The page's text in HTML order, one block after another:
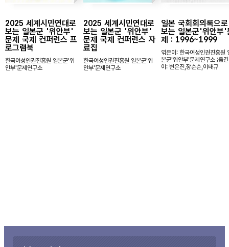
2025 세계시민연대로
보는 일본군 '위안부'
문제 국제 컨퍼런스 프
로그램북
한국여성인권진흥원 일본군'위
안부'문제연구소
2025 세계시민연대로
보는 일본군 '위안부'
문제 국제 컨퍼런스 자
료집
한국여성인권진흥원 일본군'위
안부'문제연구소
일본 국회회의록으로
보는 일본군'위안부'
제 : 1996~1999
엮은이: 한국여성인권진흥원
본군'위안부'문제연구소 ;옮긴
이: 변은진,장순순,이태규